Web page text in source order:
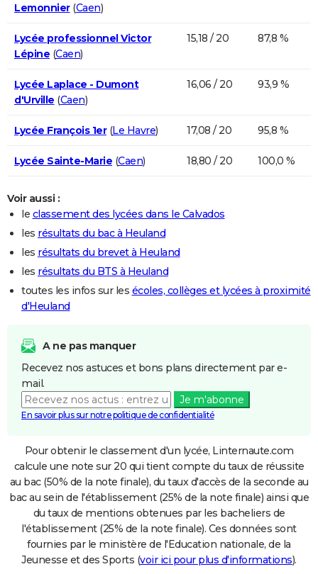
Lemonnier(Caen)
Lycée professionnel Victor
Lépine (Caen)
15,18 / 20 87,8 %
Lycée Laplace - Dumont
d'Urville (Caen)
16,06 / 20 93,9 %
Lycée François 1er(Le Havre) 17,08 / 20 95,8 %
Lycée Sainte-Marie (Caen) 18,80 / 20 100,0 %
Voir aussi :
le classement des lycées dans le Calvados
les résultats du bac à Heuland
les résultats du brevet à Heuland
les résultats du BTS à Heuland
toutes les infos sur les écoles, collèges et lycées à proximité
d'Heuland
A ne pas manquer
Recevez nos astuces et bons plans directement par e-
mail.
Je m'abonne
En savoir plus sur notre politique de confidentialité
Pour obtenir le classement d'un lycée, Linternaute.com
calcule une note sur 20 qui tient compte du taux de réussite
au bac (50% de la note finale), du taux d'accès de la seconde au
bac au sein de l'établissement (25% de la note finale) ainsi que
du taux de mentions obtenues par les bacheliers de
l'établissement (25% de la note finale). Ces données sont
fournies par le ministère de l'Education nationale, de la
Jeunesse et des Sports (voir ici pour plus d'informations).